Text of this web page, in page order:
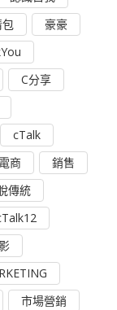
豪豪
C分享
cTalk
電商
銷售
傳統
市場營銷